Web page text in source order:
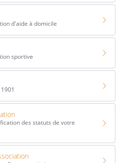
d'aide à domicile
sportive
des statuts de votre